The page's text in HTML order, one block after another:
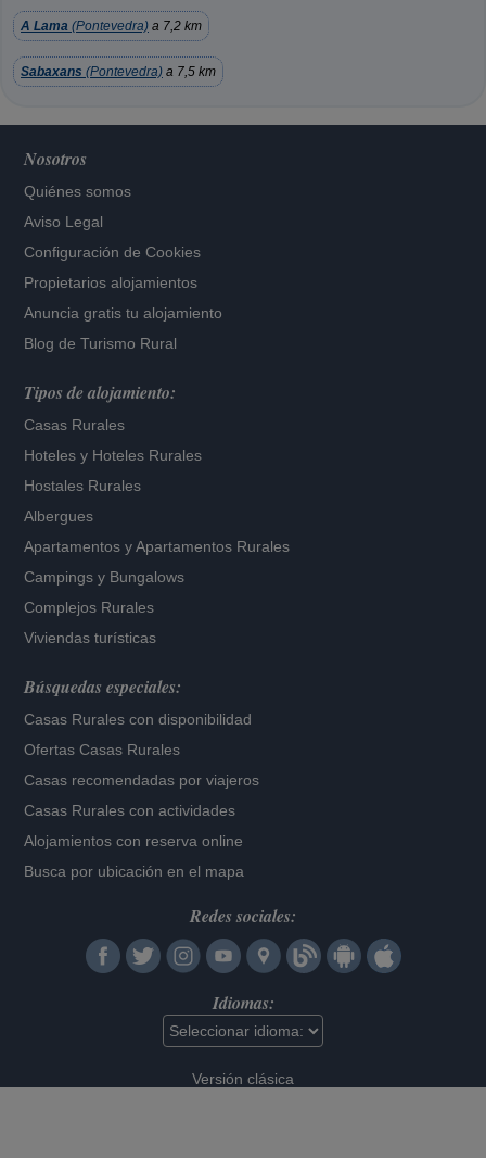
A Lama (Pontevedra) a 7,2 km
Sabaxans (Pontevedra) a 7,5 km
Nosotros
Quiénes somos
Aviso Legal
Configuración de Cookies
Propietarios alojamientos
Anuncia gratis tu alojamiento
Blog de Turismo Rural
Tipos de alojamiento:
Casas Rurales
Hoteles y Hoteles Rurales
Hostales Rurales
Albergues
Apartamentos yApartamentos Rurales
Campings y Bungalows
Complejos Rurales
Viviendas turísticas
Búsquedas especiales:
Casas Rurales con disponibilidad
Ofertas Casas Rurales
Casas recomendadas por viajeros
Casas Rurales con actividades
Alojamientos con reserva online
Busca por ubicación en el mapa
Redes sociales:
Idiomas:
Versión clásica